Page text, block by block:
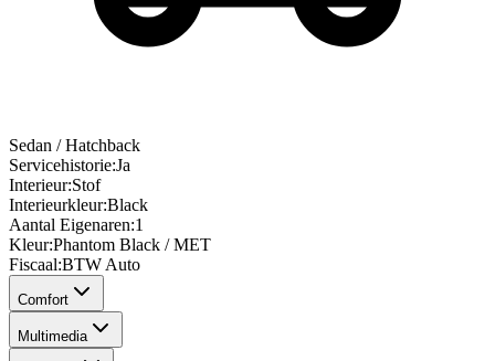
Sedan / Hatchback
Servicehistorie:Ja
Interieur:Stof
Interieurkleur:Black
Aantal Eigenaren:1
Kleur:Phantom Black / MET
Fiscaal:BTW Auto
Comfort
Multimedia